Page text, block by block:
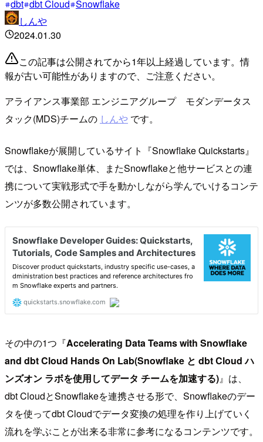
dbt dbt Cloud Snowflake
しんや
2024.01.30
この記事は公開されてから1年以上経過しています。情
報が古い可能性がありますので、ご注意ください。
アライアンス事業部 エンジニアグループ モダンデータス
タック(MDS)チームの しんや です。
Snowflakeが展開しているサイト『Snowflake Quickstarts』
では、Snowflake単体、またSnowflakeと他サービスとの連
携について実戦形式で手を動かしながら学んでいけるコンテ
ンツが多数公開されています。
その中の1つ『Accelerating Data Teams with Snowflake
and dbt Cloud Hands On Lab(Snowflake と dbt Cloud ハ
ンズオン ラボを使用してデータ チームを加速する)』は、
dbt CloudとSnowflakeを連携させる形で、Snowflakeのデー
タを使ってdbt Cloudでデータ変換の処理を作り上げていく
流れを学ぶことが出来る非常に参考になるコンテンツです。